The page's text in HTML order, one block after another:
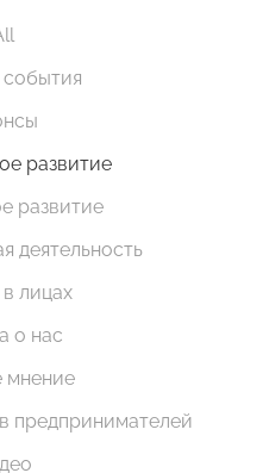
события
развитие
развитие
деятельность
лицах
о нас
мнение
предпринимателей